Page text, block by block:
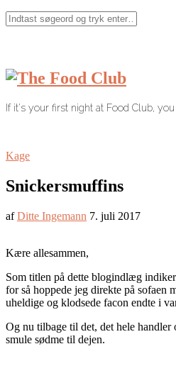
If it's your first night at Food Club,
Kage
Snickersmuffins
afDitte Ingemann 7. juli 2017
Kære allesammen,
Som titlen på dette blogindlæg
for så hoppede jeg direkte på sofaen
uheldige og klodsede facon endte i
Og nu tilbage til det, det hele
smule sødme til dejen.